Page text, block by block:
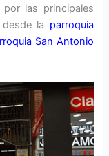
por las principales
la parroquia
San Antonio